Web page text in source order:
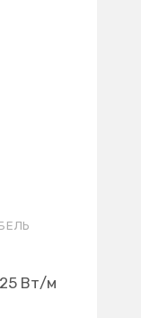
Вт/м